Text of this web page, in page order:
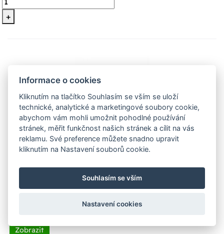
+
MODUS LVN136REPV60 1x36W
el.předřadník, výložník pr.60, nízký
LVN136REPV60 Uliční svítido s nízkým krytem, patice
2G11, zdroj PL-L 36W 4pin (zdroj není součástí ba
Zobrazit
Informace o cookies
Kliknutím na tlačítko Souhlasím se vším se uloží
technické, analytické a marketingové soubory cookie,
abychom vám mohli umožnit pohodlné používání
stránek, měřit funkčnost našich stránek a cílit na vás
reklamu. Své preference můžete snadno upravit
kliknutím na Nastavení souborů cookie.
Souhlasím se vším
Nastavení cookies